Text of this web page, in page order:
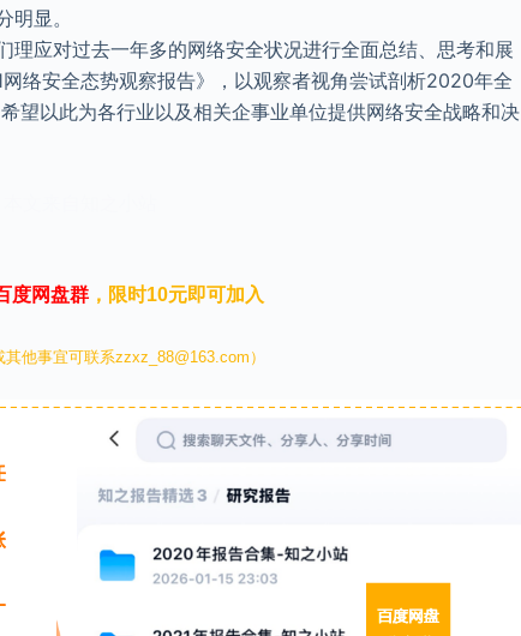
显。
理应对过去一年多的网络安全状况进行全面总结、思考和展
络安全态势观察报告》，以观察者视角尝试剖析2020年全
望以此为各行业以及相关企事业单位提供网络安全战略和决
度网盘群 ，限时10元即可加入
其他事宜可联系zzxz_88@163.com）